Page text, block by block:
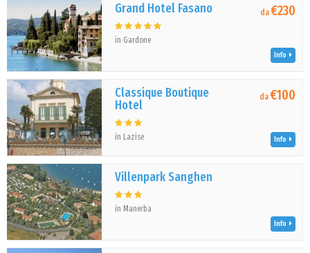
Grand Hotel Fasano
in Gardone
da€230
Info
Classique Boutique
Hotel
in Lazise
da€100
Info
Villenpark Sanghen
in Manerba
Info